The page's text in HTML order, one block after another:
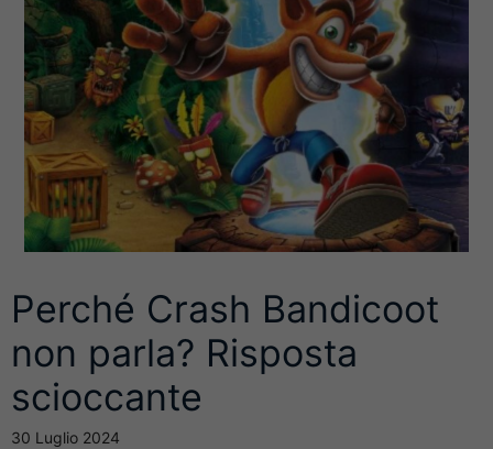
Perché Crash Bandicoot
non parla? Risposta
scioccante
30 Luglio 2024